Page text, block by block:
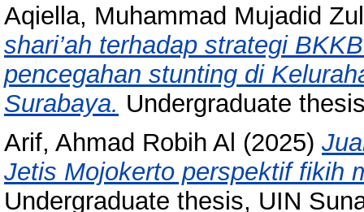
Aqiella, Muhammad Mujadid
shari’ah terhadap strategi
pencegahan stunting di
Surabaya. Undergraduate
Arif, Ahmad Robih Al (2025)
Jetis Mojokerto perspektif fikih
Undergraduate thesis, UIN